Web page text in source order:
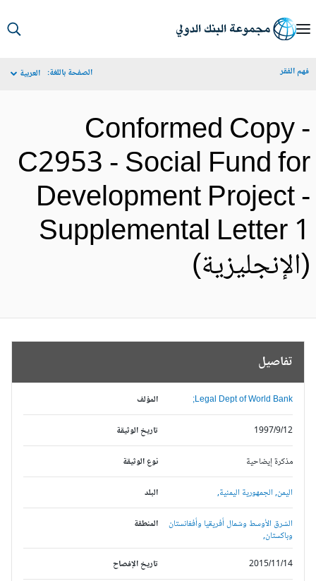
الفقر الصفحة باللغة: العربية
Conformed Copy
C2953 - Social Fund
Development Project
Supplemental Letter
تفاصيل
المؤلف Legal Dept of World Bank;
تاريخ الوثيقة 1997/9/12
نوع الوثيقة مذكرة إيضاحية
البلد اليمن,الجمهورية اليمنية,
المنطقة
الشرق الأوسط وشمال أفريقيا وأفغانستان
وباكستان,
تاريخ الإفصاح
2015/11/14